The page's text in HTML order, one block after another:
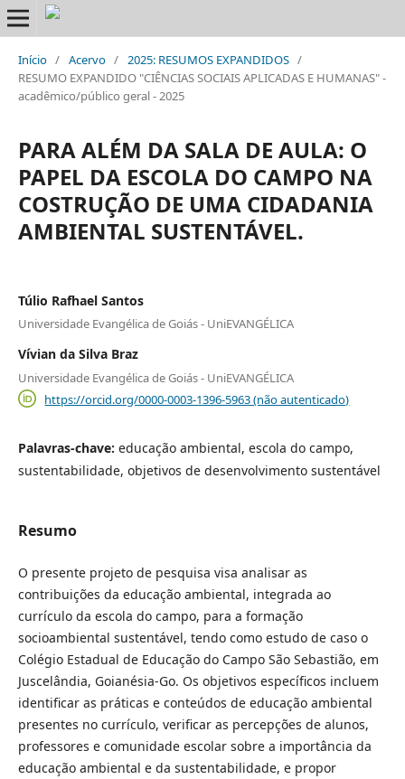
Início / Acervo / 2025: RESUMOS EXPANDIDOS /
RESUMO EXPANDIDO "CIÊNCIAS SOCIAIS APLICADAS E HUMANAS" -
acadêmico/público geral - 2025
PARA ALÉM DA SALA DE AULA: O
PAPEL DA ESCOLA DO CAMPO NA
COSTRUÇÃO DE UMA CIDADANIA
AMBIENTAL SUSTENTÁVEL.
Túlio Rafhael Santos
Universidade Evangélica de Goiás - UniEVANGÉLICA
Vívian da Silva Braz
Universidade Evangélica de Goiás - UniEVANGÉLICA
https://orcid.org/0000-0003-1396-5963 (não autenticado)
Palavras-chave: educação ambiental, escola do campo,
sustentabilidade, objetivos de desenvolvimento sustentável
Resumo
O presente projeto de pesquisa visa analisar as
contribuições da educação ambiental, integrada ao
currículo da escola do campo, para a formação
socioambiental sustentável, tendo como estudo de caso o
Colégio Estadual de Educação do Campo São Sebastião, em
Juscelândia, Goianésia-Go. Os objetivos específicos incluem
identificar as práticas e conteúdos de educação ambiental
presentes no currículo, verificar as percepções de alunos,
professores e comunidade escolar sobre a importância da
educação ambiental e da sustentabilidade, e propor